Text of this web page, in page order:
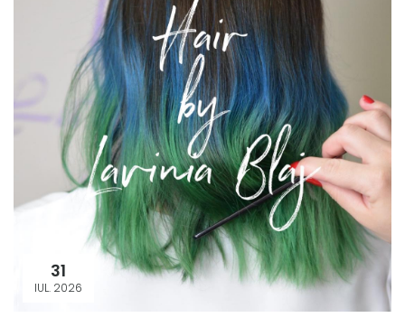
31
IUL. 2026